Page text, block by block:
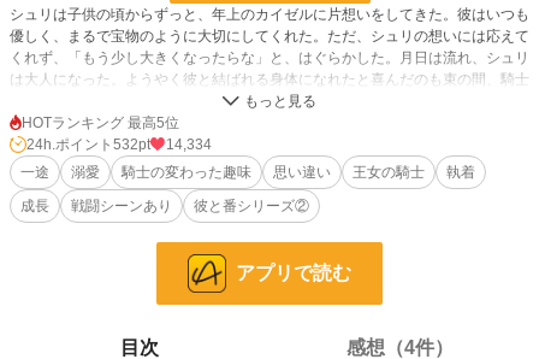
シュリは子供の頃からずっと、年上のカイゼルに片想いをしてきた。彼はいつも
優しく、まるで宝物のように大切にしてくれた。ただ、シュリの想いには応えて
くれず、「もう少し大きくなったらな」と、はぐらかした。月日は流れ、シュリ
は大人になった。ようやく彼と結ばれる身体になれたと喜んだのも束の間、騎士
になっていた彼は護衛を務めていた王女に恋をしていた。シュリは胸を痛めた
が、彼の幸せを優先しようと、何も言わずに去る事に決めた。
どちらも叶わない恋をした――はずだった。
※関連作がありますが、これのみで読めます。
2,544 位 / 228,587 件
HOTランキング 最高5位
24h.ポイント 532pt
14,334
一途
溺愛 騎士の変わった趣味 思い違い 王女の騎士
執着
成長
戦闘シーンあり 彼と番シリーズ②
アプリで読む
目次 感想（4件）